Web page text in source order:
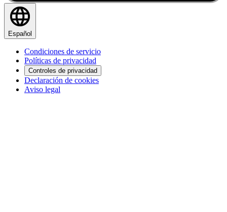
Español
Condiciones de servicio
Políticas de privacidad
Controles de privacidad
Declaración de cookies
Aviso legal